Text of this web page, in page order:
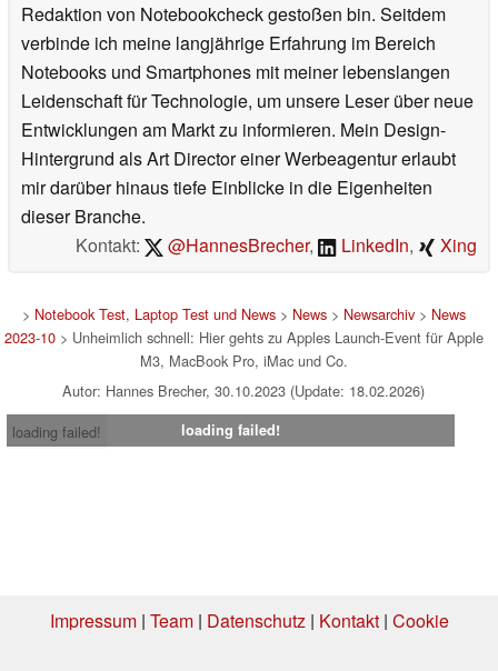
Redaktion von Notebookcheck gestoßen bin. Seitdem
verbinde ich meine langjährige Erfahrung im Bereich
Notebooks und Smartphones mit meiner lebenslangen
Leidenschaft für Technologie, um unsere Leser über neue
Entwicklungen am Markt zu informieren. Mein Design-
Hintergrund als Art Director einer Werbeagentur erlaubt
mir darüber hinaus tiefe Einblicke in die Eigenheiten
dieser Branche.
Kontakt:
@HannesBrecher, LinkedIn, Xing
> Notebook Test, Laptop Test und News> News> Newsarchiv> News
2023-10> Unheimlich schnell: Hier gehts zu Apples Launch-Event für Apple
M3, MacBook Pro, iMac und Co.
Autor: Hannes Brecher, 30.10.2023 (Update: 18.02.2026)
loading failed!
loading failed!
Impressum| Team| Datenschutz| Kontakt| Cookie